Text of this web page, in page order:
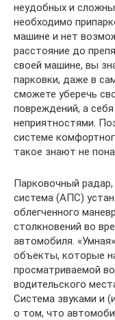
неудобных и
необходимо
машине и нет
расстояние до
своей машине, вы
парковки, даже в
сможете уберечь
повреждений, а
неприятностями.
системе
такое знают не
Парковочный радар,
система (АПС)
облегченного
столкновений во
автомобиля.
объекты, которые
просматриваемой
водительского
Система звуками и
о том, что